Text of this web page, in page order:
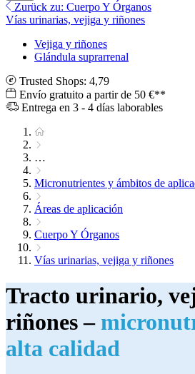
Zurück zu: Cuerpo Y Órganos
Vías urinarias, vejiga y riñones
Vejiga y riñones
Glándula suprarrenal
Trusted Shops: 4,79
Envío gratuito a partir de 50 €**
Entrega en 3 - 4 días laborables
…
Micronutrientes y ámbitos de
Áreas de aplicación
Cuerpo Y Órganos
Vías urinarias, vejiga y riñones
Tracto urinario,
riñones –
alta calidad